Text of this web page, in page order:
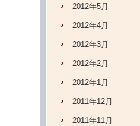
2012年5月
2012年4月
2012年3月
2012年2月
2012年1月
2011年12月
2011年11月